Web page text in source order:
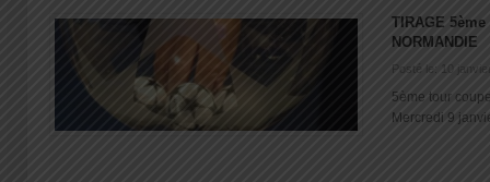
TIRAGE 5ème
NORMANDIE
Posté le: 10
5ème tour
Mercredi 9